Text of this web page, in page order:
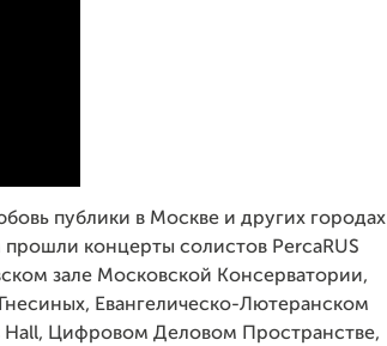
публики в Москве и других городах
концерты солистов PercaRUS
зале Московской Консерватории,
Евангелическо-Лютеранском
Hall, Цифровом Деловом Пространстве,